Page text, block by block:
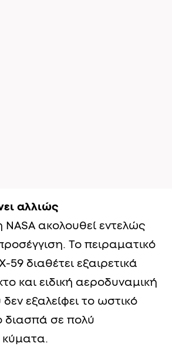
αλλιώς
ακολουθεί εντελώς
Το πειραματικό
διαθέτει εξαιρετικά
και ειδική αεροδυναμική
εξαλείφει το ωστικό
διασπά σε πολύ
κύματα.